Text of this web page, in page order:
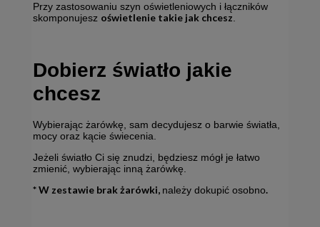
Przy zastosowaniu szyn oświetleniowych i łączników
skomponujesz oświetlenie takie jak chcesz.
Dobierz światło jakie
chcesz
Wybierając żarówkę, sam decydujesz o barwie światła,
mocy oraz kącie świecenia.
Jeżeli światło Ci się znudzi, będziesz mógł je łatwo
zmienić, wybierając inną żarówkę.
* W zestawie brak żarówki, należy dokupić osobno.